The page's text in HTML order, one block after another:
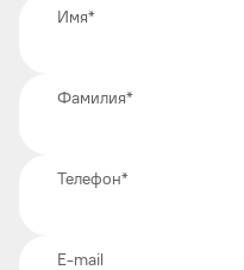
Имя*
Фамилия*
Телефон*
E-mail